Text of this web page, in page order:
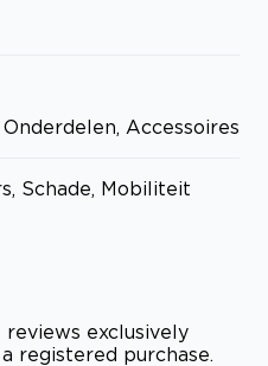
Onderdelen, Accessoires
Schade, Mobiliteit
exclusively
registered purchase.